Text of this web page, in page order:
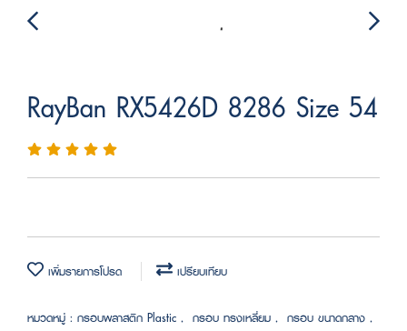
RayBan RX5426D 8286 Size 54
เพิ่มรายการโปรด เปรียบเทียบ
หมวดหมู่ : กรอบพลาสติก Plastic , กรอบ ทรงเหลี่ยม , กรอบ ขนาดกลาง ,